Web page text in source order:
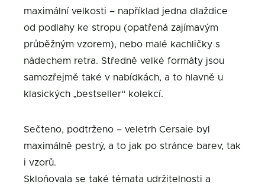
maximální velkosti – například jedna dlaždice
od podlahy ke stropu (opatřená zajímavým
průběžným vzorem), nebo malé kachličky s
nádechem retra. Středně velké formáty jsou
samozřejmě také v nabídkách, a to hlavně u
klasických „bestseller“ kolekcí.
Sečteno, podtrženo – veletrh Cersaie byl
maximálně pestrý, a to jak po stránce barev, tak
i vzorů.
Skloňovala se také témata udržitelnosti a